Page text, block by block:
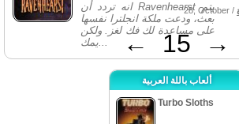
انه تردد أن Ravenhearst يتم
بعث، ودعت ملكة انجلترا نفسها
على مساعدة لك فك لغز. ولكن
يمك...
28, October /
← 15 →
ألعاب باللة العربية
Turbo Sloths